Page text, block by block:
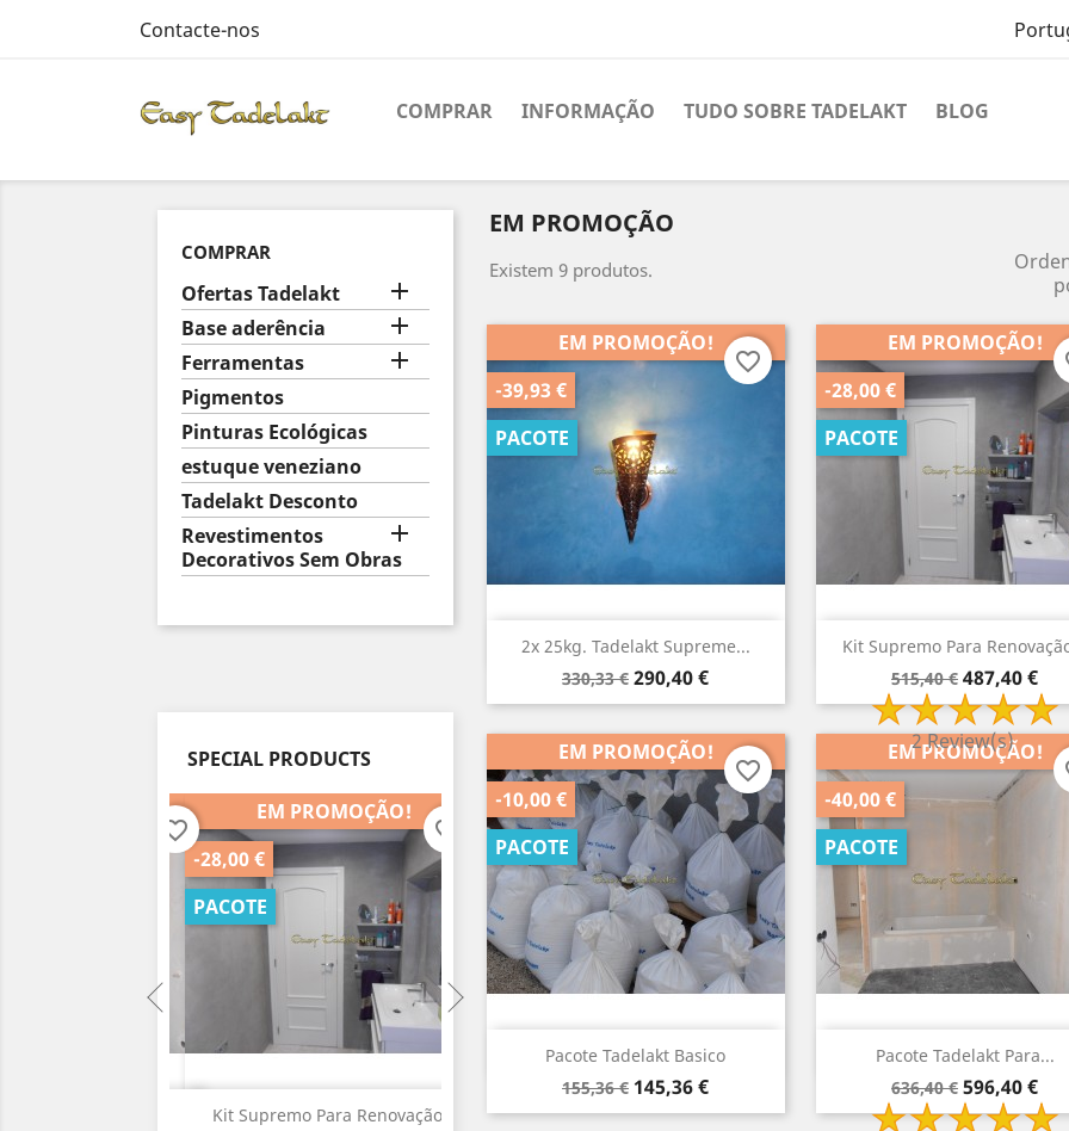
Contacte-nos
COMPRAR INFORMAÇÃO TUDO SOBRE TADELAKT BLOG
COMPRAR
Ofertas Tadelakt 
Base aderência 
Ferramentas 
Pigmentos
Pinturas Ecológicas
estuque veneziano
Tadelakt Desconto
Revestimentos
Decorativos Sem Obras

SPECIAL PRODUCTS
favorite_border
Kit Supremo Para Renovação...
EM PROMOÇÃO!
-28,00 €
PACOTE
Visão rápida
favorite_border
Pacote Tadelakt Para...
EM PROMOÇÃO!
-35,00 €
PACOTE
Visão rápida
favorite_border
Pacote De Renovação De...
EM PROMOÇÃO!
-25,00 €
PACOTE
Visão rápida 2x
EM PROMOÇÃO
Existem 9 produtos.
2x 25kg. Tadelakt Supreme...
Preço
normal
330,33 € Preço
290,40 €
EM PROMOÇÃO!
-39,93 €
PACOTE
 Visão rápida
favorite_border
Kit Supremo Para
Preço
normal
515,40 € Preço
487,40 €
2 Review(s)
EM PROMOÇÃO!
-28,00 €
PACOTE
Visão rápida
Pacote Tadelakt Basico
Preço
normal
155,36 € Preço
145,36 €
EM PROMOÇÃO!
-10,00 €
PACOTE
Visão rápida
favorite_border
Pacote Tadelakt Para...
Preço
normal
636,40 € Preço
596,40 €
EM PROMOÇÃO!
-40,00 €
PACOTE
Visão rápida